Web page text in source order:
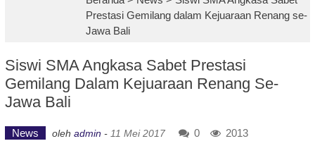
Prestasi Gemilang dalam Kejuaraan Renang se-
Jawa Bali
Siswi SMA Angkasa Sabet Prestasi
Gemilang Dalam Kejuaraan Renang Se-
Jawa Bali
News oleh admin - 11 Mei 2017 0 2013